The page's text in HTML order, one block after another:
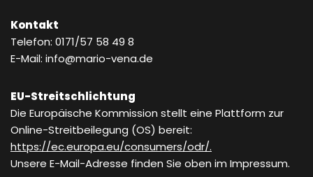
Kontakt
Telefon: 0171/57 58 49 8
E-Mail: info@mario-vena.de
EU-Streitschlichtung
Die Europäische Kommission stellt eine Plattform zur
Online-Streitbeilegung (OS) bereit:
https://ec.europa.eu/consumers/odr/.
Unsere E-Mail-Adresse finden Sie oben im Impressum.